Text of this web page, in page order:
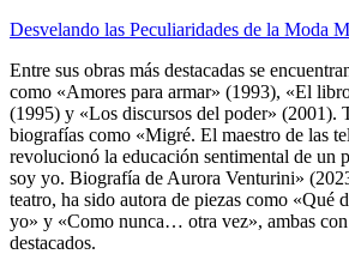
Desvelando las Peculiaridades de la Moda
Entre sus obras más destacadas se
como «Amores para armar» (1993), «El
(1995) y «Los discursos del poder» (2001).
biografías como «Migré. El maestro de las
revolucionó la educación sentimental de un
soy yo. Biografía de Aurora Venturini»
teatro, ha sido autora de piezas como «Qué
yo» y «Como nunca… otra vez», ambas
destacados.